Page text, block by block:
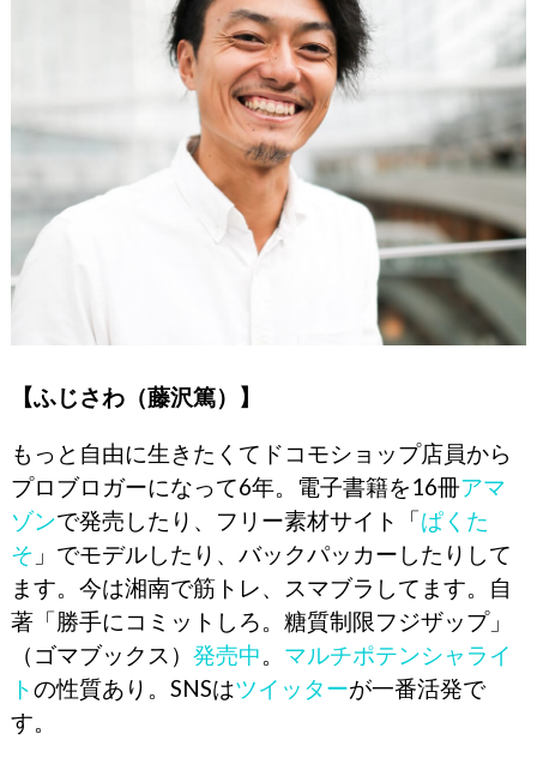
【ふじさわ（藤沢篤）】
もっと自由に生きたくてドコモショップ店員から
プロブロガーになって6年。電子書籍を16冊アマ
ゾンで発売したり、フリー素材サイト「ぱくた
そ 」でモデルしたり、バックパッカーしたりして
ます。今は湘南で筋トレ、スマブラしてます。自
著「勝手にコミットしろ。糖質制限フジザップ」
（ゴマブックス） 発売中。 マルチポテンシャライ
トの性質あり。SNSはツイッターが一番活発で
す。